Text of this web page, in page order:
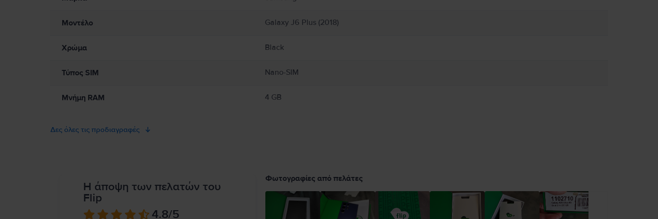
Μοντέλο Galaxy J6 Plus (2018)
Χρώμα Black
Τύπος SIM Nano-SIM
Μνήμη RAM 4 GB
Δες όλες τις προδιαγραφές
Η άποψη των πελατών του
Flip
4.8/5
Φωτογραφίες από πελάτες